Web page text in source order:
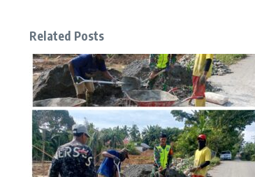
Related Posts